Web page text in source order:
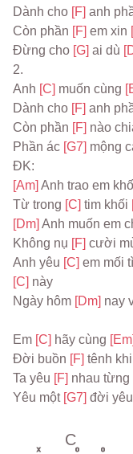
Dành cho [F] anh
Còn phần [F] em xin
Đừng cho [G] ai dù
2.
Anh [C] muốn cùng
Dành cho [F] anh
Còn phần [F] nào
Phần ác [G7] mộng
ĐK:
[Am] Anh trao em
Từ trong [C] tim khối
[Dm] Anh muốn em
Không nụ [F] cười
Anh yêu [C] em mối
[C] này
Ngày hôm [Dm] nay
Em [C] hãy cùng [Em]
Đời buồn [F] tênh khi
Ta yêu [F] nhau từng
Yêu một [G7] đời
C
x o o